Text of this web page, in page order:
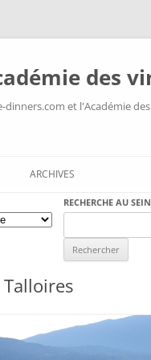
des
dinners.com et l'Académie
ARCHIVES
RECHERCHE AU
for:
Talloires